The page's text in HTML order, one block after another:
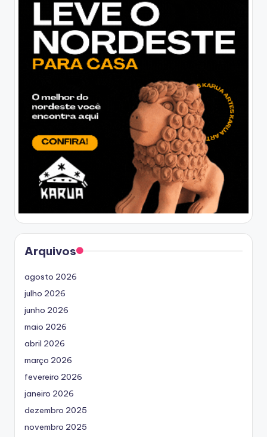
Arquivos
agosto 2026
julho 2026
junho 2026
maio 2026
abril 2026
março 2026
fevereiro 2026
janeiro 2026
dezembro 2025
novembro 2025